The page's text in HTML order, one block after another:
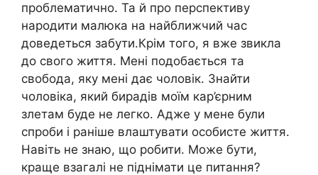
проблематично. Та й про перспективу
народити малюка на найближчий час
доведеться забути.Крім того, я вже звикла
до свого життя. Мені подобається та
свобода, яку мені дає чоловік. Знайти
чоловіка, який бирадів моїм кар’єрним
злетам буде не легко. Адже у мене були
спроби і раніше влаштувати особисте життя.
Навіть не знаю, що робити. Може бути,
краще взагалі не піднімати це питання?